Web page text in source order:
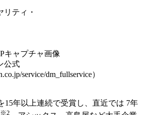
リティ・
公式
service/dm_fullservice）
15年以上連続で受賞 し、直近では 7年
※2